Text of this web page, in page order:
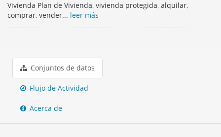
Vivienda Plan de Vivienda, vivienda protegida, alquilar,
comprar, vender... leer más
Conjuntos de datos
Flujo de Actividad
Acerca de